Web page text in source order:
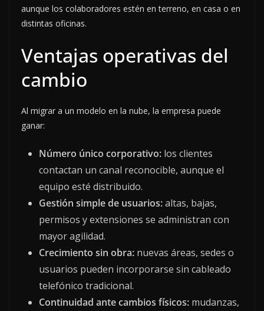
aunque los colaboradores estén en terreno, en casa o en
distintas oficinas.
Ventajas operativas del
cambio
Al migrar a un modelo en la nube, la empresa puede
ganar:
Número único corporativo: los clientes
contactan un canal reconocible, aunque el
equipo esté distribuido.
Gestión simple de usuarios:altas, bajas,
permisos y extensiones se administran con
mayor agilidad.
Crecimiento sin obra: nuevas áreas, sedes o
usuarios pueden incorporarse sin cableado
telefónico tradicional.
Continuidad ante cambios físicos: mudanzas,